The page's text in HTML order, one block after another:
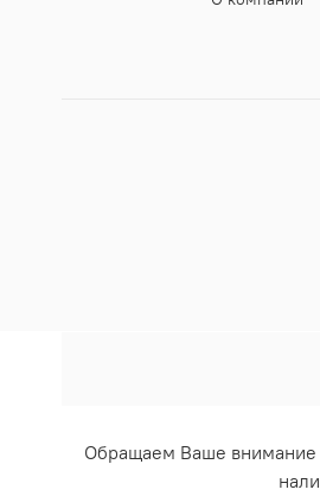
Обращаем Ваше внимание